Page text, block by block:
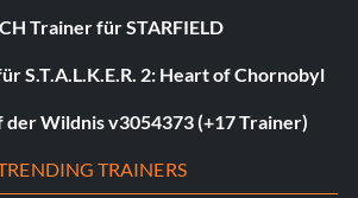
Trainer für STARFIELD
S.T.A.L.K.E.R. 2: Heart of Chornobyl
Wildnis v3054373 (+17 Trainer)
TRAINERS